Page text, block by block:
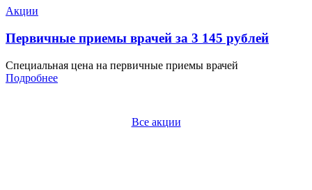
Акции
Первичные приемы врачей за 3 145 рублей
Специальная цена на первичные приемы врачей
Подробнее
Все акции